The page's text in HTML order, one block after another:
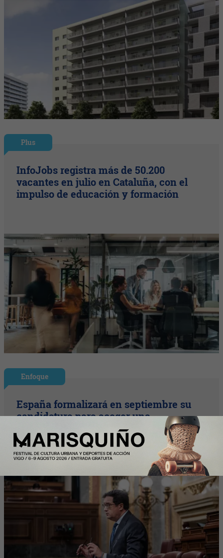
Plus
InfoJobs registra más de 50.200
vacantes en julio en Cataluña, con el
impulso de educación y formación
Enfoque
España formalizará en septiembre su
candidatura para acoger una
gigafactoría europea de IA